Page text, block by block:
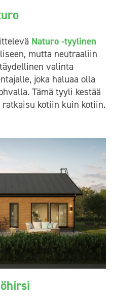
Naturo -tyylinen
mutta neutraaliin
valinta
joka haluaa olla
Tämä tyyli kestää
kotiin kuin kotiin.